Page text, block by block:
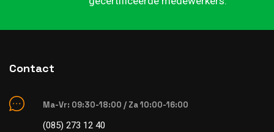
Contact
Ma-Vr: 09:30-18:00 / Za 10:00-16:00
(085) 273 12 40